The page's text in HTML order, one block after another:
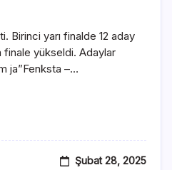
Birinci yarı finalde 12 aday
finale yükseldi. Adaylar
ja”Fenksta –…
Şubat 28, 2025